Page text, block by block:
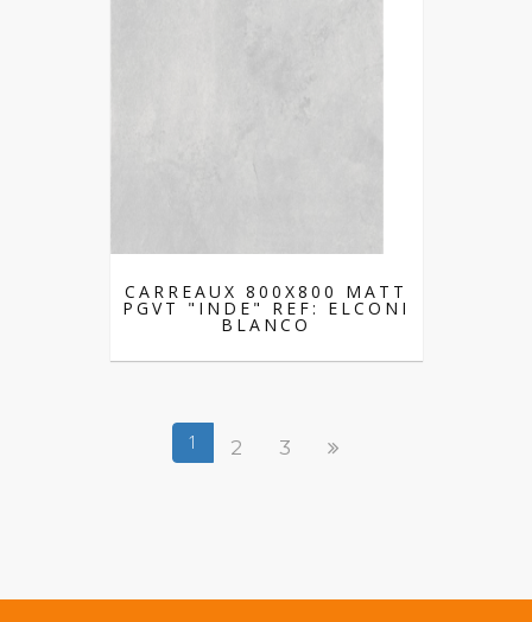
CARREAUX 800X800 MATT
PGVT "INDE" REF: ELCONI
BLANCO
1 2 3